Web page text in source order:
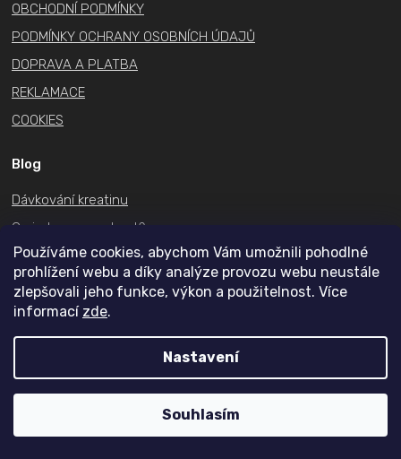
Používáme cookies, abychom Vám umožnili pohodlné
prohlížení webu a díky analýze provozu webu neustále
zlepšovali jeho funkce, výkon a použitelnost. Více
informací zde.
Nastavení
Souhlasím
ý
OBCHODNÍ PODMÍNKY
PODMÍNKY OCHRANY OSOBNÍCH ÚDAJŮ
DOPRAVA A PLATBA
REKLAMACE
COOKIES
Blog
Dávkování kreatinu
Co je to pre workout?
Aminokyseliny BCAA
Může se proteinový prášek zkazit?
Který protein je nejlepší?
Jaký protein na noc?
Kontakt
+420731 489 074